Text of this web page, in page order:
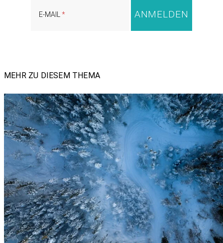
E-MAIL
MEHR ZU DIESEM THEMA